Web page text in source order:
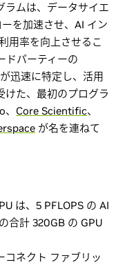
ラムは、データサイエ
を加速させ、AI イン
用率を向上させるこ
ドパーティーの
迅速に特定し、活用
けた、最初のプログラ
Core Scientific、
が名を連ねて
は、5 PFLOPS の AI
合計 320GB の GPU
ネクト ファブリッ